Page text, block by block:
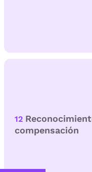
12
compensación